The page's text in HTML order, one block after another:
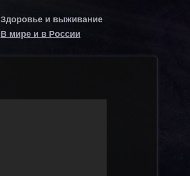
Здоровье и выживание
В мире и в России